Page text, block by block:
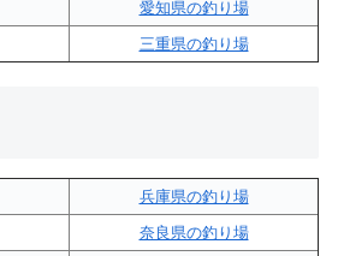
愛知県の釣り場
三重県の釣り場
兵庫県の釣り場
奈良県の釣り場